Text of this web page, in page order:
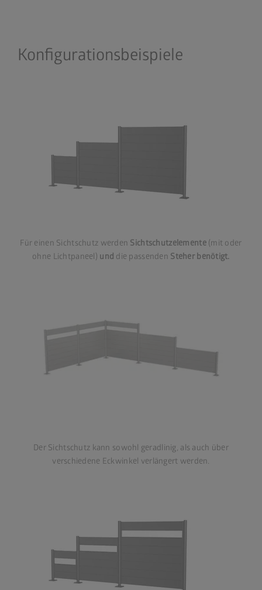
Konfigurationsbeispiele
Für einen Sichtschutz werden Sichtschutzelemente (mit oder
ohne Lichtpaneel) und die passenden Steher benötigt.
Der Sichtschutz kann sowohl geradlinig, als auch über
verschiedene Eckwinkel verlängert werden.